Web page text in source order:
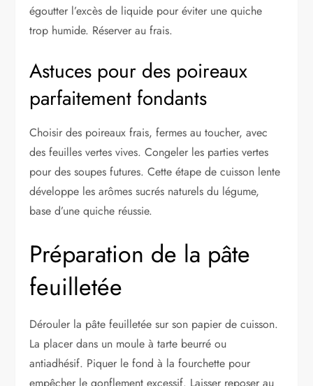
égoutter l’excès de liquide pour éviter une quiche
trop humide. Réserver au frais.
Astuces pour des poireaux
parfaitement fondants
Choisir des poireaux frais, fermes au toucher, avec
des feuilles vertes vives. Congeler les parties vertes
pour des soupes futures. Cette étape de cuisson lente
développe les arômes sucrés naturels du légume,
base d’une quiche réussie.
Préparation de la pâte
feuilletée
Dérouler la pâte feuilletée sur son papier de cuisson.
La placer dans un moule à tarte beurré ou
antiadhésif. Piquer le fond à la fourchette pour
empêcher le gonflement excessif. Laisser reposer au